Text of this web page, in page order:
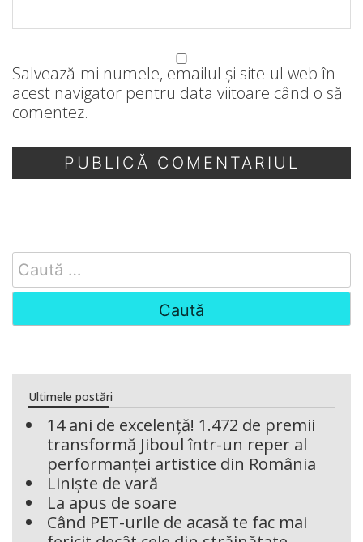
Salvează-mi numele, emailul și site-ul web în
acest navigator pentru data viitoare când o să
comentez.
Search
for:
Ultimele postări
14 ani de excelență! 1.472 de premii
transformă Jiboul într-un reper al
performanței artistice din România
Liniște de vară
La apus de soare
Când PET-urile de acasă te fac mai